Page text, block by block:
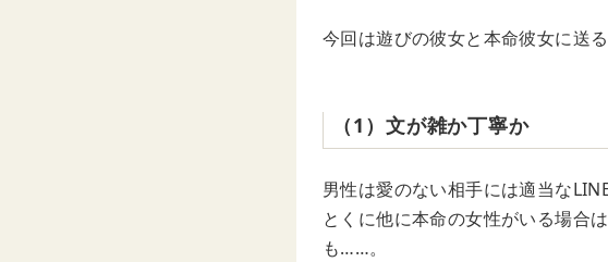
今回は遊びの彼女と本命彼女に送
（1）文が雑か丁寧か
男性は愛のない相手には適当な
とくに他に本命の女性がいる場合
も……。